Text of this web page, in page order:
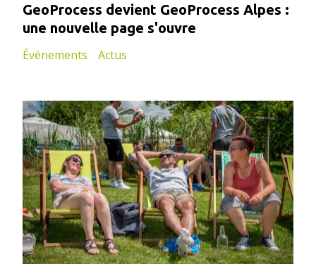
GeoProcess devient GeoProcess Alpes :
une nouvelle page s'ouvre
Événements Actus